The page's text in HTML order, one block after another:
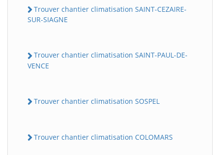
Trouver chantier climatisation SAINT-CEZAIRE-
SUR-SIAGNE
Trouver chantier climatisation SAINT-PAUL-DE-
VENCE
Trouver chantier climatisation SOSPEL
Trouver chantier climatisation COLOMARS